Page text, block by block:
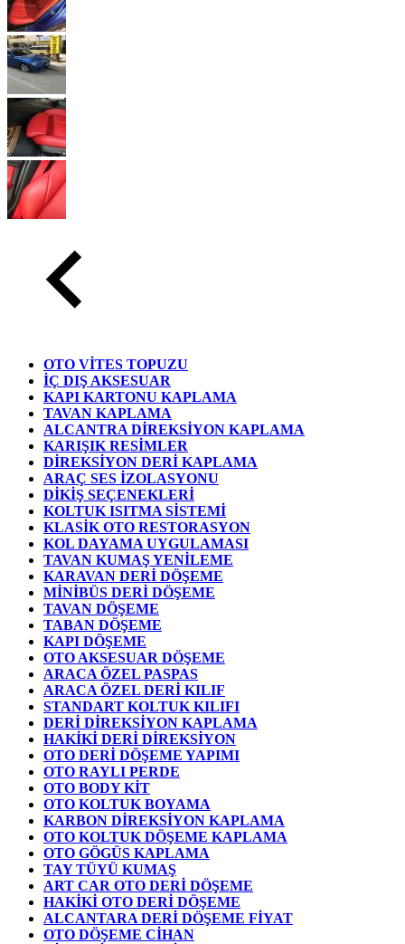
OTO VİTES TOPUZU
İÇ DIŞ AKSESUAR
KAPI KARTONU KAPLAMA
TAVAN KAPLAMA
ALCANTRA DİREKSİYON KAPLAMA
KARIŞIK RESİMLER
DİREKSİYON DERİ KAPLAMA
ARAÇ SES İZOLASYONU
DİKİŞ SEÇENEKLERİ
KOLTUK ISITMA SİSTEMİ
KLASİK OTO RESTORASYON
KOL DAYAMA UYGULAMASI
TAVAN KUMAŞ YENİLEME
KARAVAN DERİ DÖŞEME
MİNİBÜS DERİ DÖŞEME
TAVAN DÖŞEME
TABAN DÖŞEME
KAPI DÖŞEME
OTO AKSESUAR DÖŞEME
ARACA ÖZEL PASPAS
ARACA ÖZEL DERİ KILIF
STANDART KOLTUK KILIFI
DERİ DİREKSİYON KAPLAMA
HAKİKİ DERİ DİREKSİYON
OTO DERİ DÖŞEME YAPIMI
OTO RAYLI PERDE
OTO BODY KİT
OTO KOLTUK BOYAMA
KARBON DİREKSİYON KAPLAMA
OTO KOLTUK DÖŞEME KAPLAMA
OTO GÖGÜS KAPLAMA
TAY TÜYÜ KUMAŞ
ART CAR OTO DERİ DÖŞEME
HAKİKİ OTO DERİ DÖŞEME
ALCANTARA DERİ DÖŞEME FİYAT
OTO DÖŞEME CİHAN